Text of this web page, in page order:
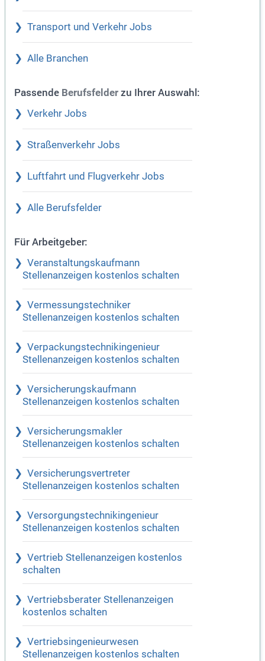
Transport und Verkehr Jobs
Alle Branchen
Passende Berufsfelder zu Ihrer Auswahl:
Verkehr Jobs
Straßenverkehr Jobs
Luftfahrt und Flugverkehr Jobs
Alle Berufsfelder
Für Arbeitgeber:
Veranstaltungskaufmann
Stellenanzeigen kostenlos schalten
Vermessungstechniker
Stellenanzeigen kostenlos schalten
Verpackungstechnikingenieur
Stellenanzeigen kostenlos schalten
Versicherungskaufmann
Stellenanzeigen kostenlos schalten
Versicherungsmakler
Stellenanzeigen kostenlos schalten
Versicherungsvertreter
Stellenanzeigen kostenlos schalten
Versorgungstechnikingenieur
Stellenanzeigen kostenlos schalten
Vertrieb Stellenanzeigen kostenlos
schalten
Vertriebsberater Stellenanzeigen
kostenlos schalten
Vertriebsingenieurwesen
Stellenanzeigen kostenlos schalten